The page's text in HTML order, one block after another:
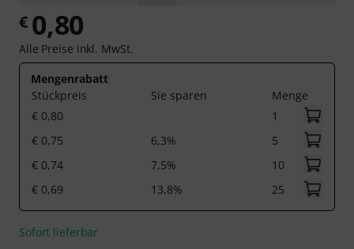
€ 0,80
Alle Preise inkl. MwSt.
Mengenrabatt
Stückpreis
Sie sparen
Menge
€ 0,80
1
€ 0,75
6,3%
5
€ 0,74
7,5%
10
€ 0,69
13,8% 25
Sofort lieferbar